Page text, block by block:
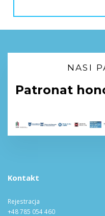
NASI
Patronat
Kontakt
Rejestracja
+48 785 054 460